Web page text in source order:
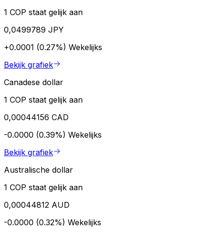
1 COP staat gelijk aan
0,0499789 JPY
+0.0001 (0.27%) Wekelijks
Bekijk grafiek
Canadese dollar
1 COP staat gelijk aan
0,00044156 CAD
-0.0000 (0.39%) Wekelijks
Bekijk grafiek
Australische dollar
1 COP staat gelijk aan
0,00044812 AUD
-0.0000 (0.32%) Wekelijks